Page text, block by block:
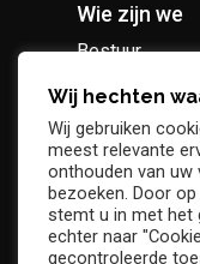
Wie zijn we
Bestuur
Geschiedenis
Socio
Wij hechten
Wij gebruiken
meest relevante
onthouden van uw
bezoeken. Door
stemt u in met het
echter naar
gecontroleerde